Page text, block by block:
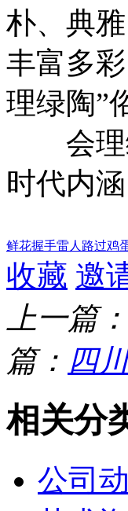
朴、典
丰富多
理绿陶”
会理绿
时代内
鲜花握手雷人 路过鸡
收藏 邀
上一篇：
篇： 四
相关分
公司